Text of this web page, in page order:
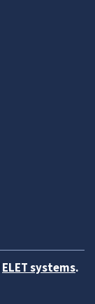
ELET systems.